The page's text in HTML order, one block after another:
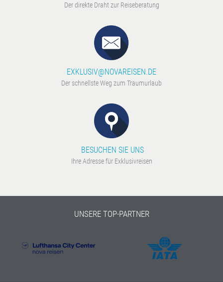
Der direkte Draht zur Reiseberatung
EXKLUSIV@NOVAREISEN.DE
Der schnellste Weg zum Traumurlaub
BESUCHEN SIE UNS
Ihre Adresse für Exklusivreisen
UNSERE TOP-PARTNER